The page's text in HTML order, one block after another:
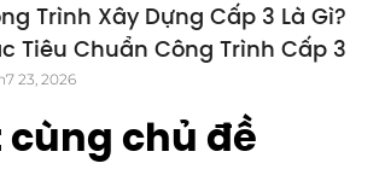
Trình Xây Dựng Cấp 3 Là Gì?
Tiêu Chuẩn Công Trình Cấp 3
23, 2026
cùng chủ đề